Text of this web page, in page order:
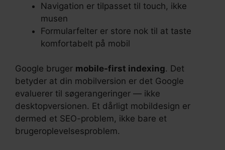
Navigation er tilpasset til touch, ikke
musen
Formularfelter er store nok til at taste
komfortabelt på mobil
Google bruger mobile-first indexing. Det
betyder at din mobilversion er det Google
evaluerer til søgerangeringer — ikke
desktopversionen. Et dårligt mobildesign er
dermed et SEO-problem, ikke bare et
brugeroplevelsesproblem.